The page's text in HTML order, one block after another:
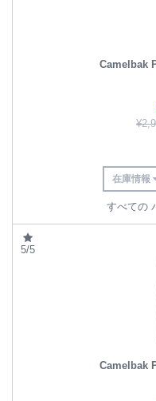
Camelbak
¥
在庫情報
すべての
5/5
Camelbak